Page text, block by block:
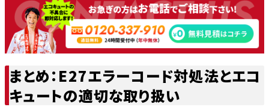
まとめ：E27エラーコード対処法とエコ
キュートの適切な取り扱い